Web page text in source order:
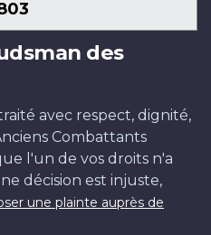
des
avec respect, dignité,
Combattants
l'un de vos droits n'a
décision est injuste,
une plainte auprès de